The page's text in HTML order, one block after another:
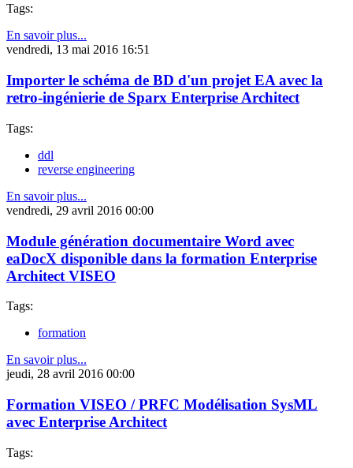
Tags:
En savoir plus...
vendredi, 13 mai 2016 16:51
Importer le schéma de BD d'un projet EA avec la
retro-ingénierie de Sparx Enterprise Architect
Tags:
ddl
reverse engineering
En savoir plus...
vendredi, 29 avril 2016 00:00
Module génération documentaire Word avec
eaDocX disponible dans la formation Enterprise
Architect VISEO
Tags:
formation
En savoir plus...
jeudi, 28 avril 2016 00:00
Formation VISEO / PRFC Modélisation SysML
avec Enterprise Architect
Tags: